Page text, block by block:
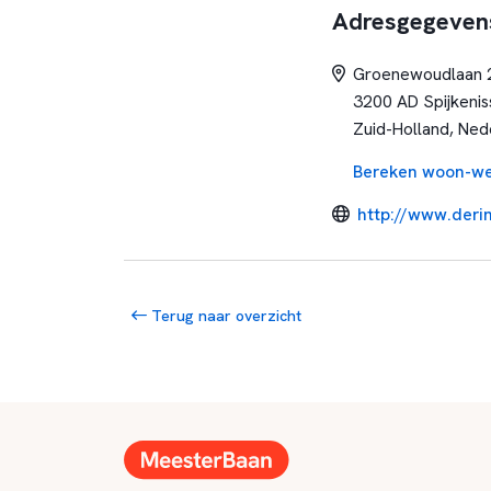
Groenewoudlaan
3200 AD
Zuid-Holland,
Bereken woon-
http://
Terug naar overzicht